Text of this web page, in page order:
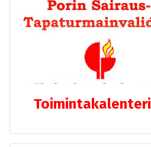
Toimintakalenteri